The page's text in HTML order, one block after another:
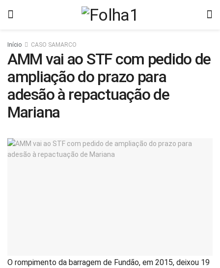
Início CASO SAMARCO
AMM vai ao STF com pedido de
ampliação do prazo para
adesão à repactuação de
Mariana
O rompimento da barragem de Fundão, em 2015, deixou 19